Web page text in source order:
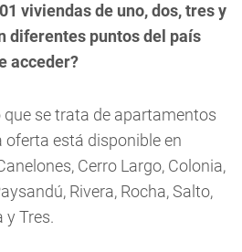
viviendas de uno, dos, tres y
diferentes puntos del país
acceder?
se trata de apartamentos
está disponible en
Cerro Largo, Colonia,
Rivera, Rocha, Salto,
y Tres.